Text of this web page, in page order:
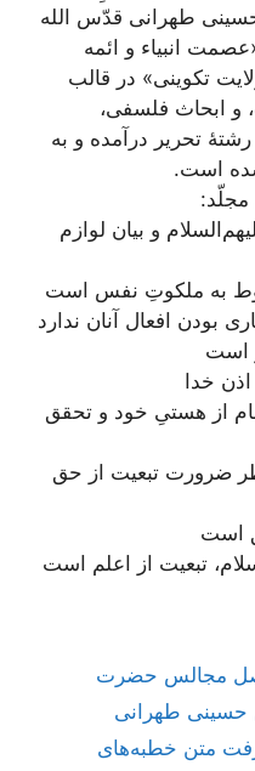
طهرانی قدّس الله
انبیاء و ائمه
تکوینی» در قالب
و ابحاث فلسفی،
تحریر درآمده و به
است.
مجلّد:
و بیان لوازم
به ملکوتِ نفس است
بودن افعال آنان ندارد
است
خدا
از هستیِ خود و تحقق
ضرورت تبعیت از حق
است
تبعیت از اعلم است
مجالس حضرت
حسینی طهرانی
متن خطبه‌های